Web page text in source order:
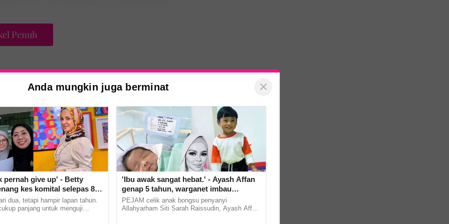
pengalaman ni. Banyak nasihat saya
aamiin," titipnya.
Penuh
Anda mungkin juga berminat ×
pernah give up' - Betty
kes komital selepas 8
cabaran sebagai ibu yang
dua, tetapi hampir lapan tahun.
panjang untuk menguji
'Ibu awak sangat hebat.' - Ayash Affan
genap 5 tahun, warganet imbau
kenangan arwah Siti Sarah
PEJAM celik anak bongsu penyanyi
Allahyarham Siti Sarah Raissudin, Ayash Affan